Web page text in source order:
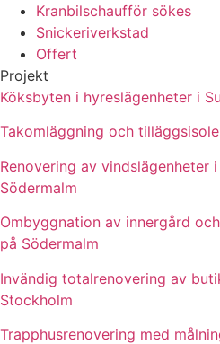
Kranbilschaufför sökes
Snickeriverkstad
Offert
Projekt
Köksbyten i hyreslägenheter i
Takomläggning och
Renovering av vindslägenheter
Södermalm
Ombyggnation av innergård
på Södermalm
Invändig totalrenovering av
Stockholm
Trapphusrenovering med